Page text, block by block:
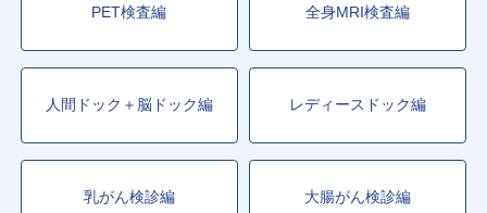
PET検査編 全身MRI検査編
人間ドック＋脳ドック編 レディースドック編
乳がん検診編 大腸がん検診編